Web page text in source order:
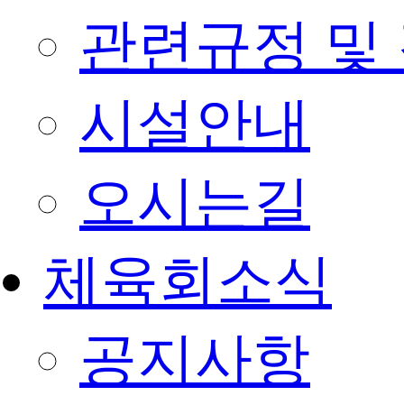
관련규정 및
시설안내
오시는길
체육회소식
공지사항